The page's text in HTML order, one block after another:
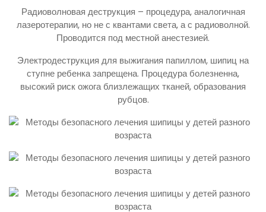
Радиоволновая деструкция – процедура, аналогичная
лазеротерапии, но не с квантами света, а с радиоволной.
Проводится под местной анестезией.
Электродеструкция для выжигания папиллом, шипиц на
ступне ребенка запрещена. Процедура болезненна,
высокий риск ожога близлежащих тканей, образования
рубцов.